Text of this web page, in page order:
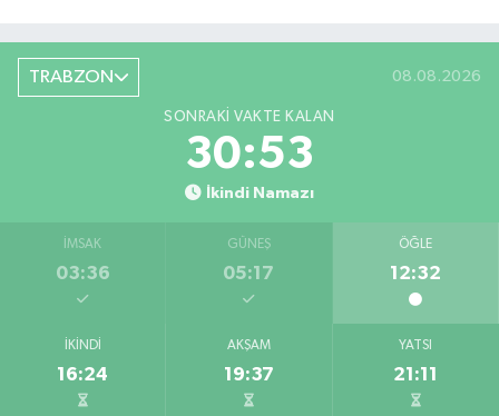
TRABZON 08.08.2026
SONRAKI VAKTE KALAN
30:52
İkindi Namazı
İMSAK
03:36
GÜNEŞ
05:17
ÖĞLE
12:32
İKINDI
16:24
AKŞAM
19:37
YATSI
21:11